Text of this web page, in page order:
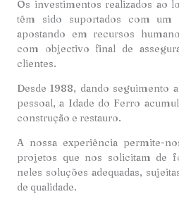
Os investimentos realizados ao
têm sido suportados com um
apostando em recursos
com objectivo final de
clientes.
Desde 1988, dando seguimento
pessoal, a Idade do Ferro
construção e restauro.
A nossa experiência permite-
projetos que nos solicitam de
neles soluções adequadas,
de qualidade.